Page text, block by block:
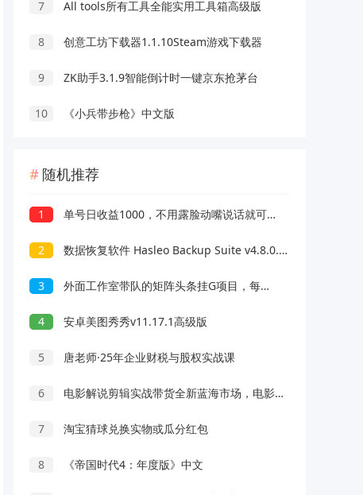
7 All tools所有工具全能实用工具箱高级版
8 创意工坊下载器1.1.10Steam游戏下载器
9 ZK助手3.1.9智能倒计时一键京东抢茅台
10 《小兵带步枪》中文版
随机推荐
1 单号日收益1000，不用露脸动嘴说话就可以，门槛低容易上手
2 数据恢复软件 Hasleo Backup Suite v4.8.0.2 最新便携版
3 外面工作室带队的矩阵头条挂G项目，每天收益5张+，全流程教学【附全套工具】
4 安卓美图秀秀v11.17.1高级版
5 唐老师·25年企业财税与股权实战课
6 电影解说剪辑实战带货全新蓝海市场，电影解说实战课程（16节）
7 淘宝猜球兑换实物或瓜分红包
8 《帝国时代4：年度版》中文